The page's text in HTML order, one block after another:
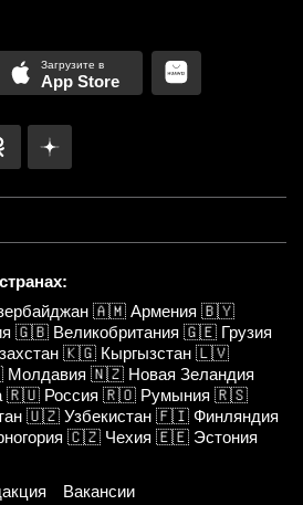
App Store
🇦🇲 Армения 🇧🇾
🇬🇧 Великобритания 🇬🇪 Грузия
🇰🇬 Кыргызстан 🇱🇻
Молдавия 🇳🇿 Новая Зеландия
🇷🇺 Россия 🇷🇴 Румыния 🇷🇸
🇺🇿 Узбекистан 🇫🇮 Финляндия
🇨🇿 Чехия 🇪🇪 Эстония
Вакансии